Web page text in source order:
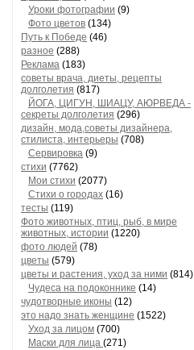
Уроки фотографии (9)
Фото цветов (134)
Путь к Победе (46)
разное (288)
Реклама (183)
советы врача, диеты, рецепты
долголетия (817)
ЙОГА, ЦИГУН, ШИАЦУ, АЮРВЕДА -
секреты долголетия (296)
дизайн, мода,советы дизайнера,
стилиста, интерьеры (708)
Сервировка (9)
стихи (7762)
Мои стихи (2077)
Стихи о городах (16)
тесты (119)
Фото животных, птиц, рыб, в мире
животных, истории (1220)
фото людей (78)
цветы (579)
цветы и растения, уход за ними (814)
Чудеса на подоконнике (14)
чудотворные иконы (12)
это надо знать женщине (1522)
Уход за лицом (700)
Маски для лица (271)